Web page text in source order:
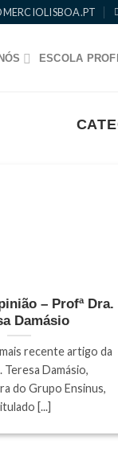
ESCOLA
– Profª Dra.
Damásio
recente artigo da
Teresa Damásio,
do Grupo Ensinus,
[...]